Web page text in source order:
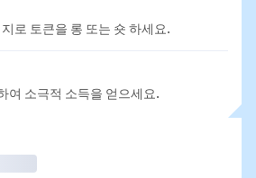
로 토큰을 롱 또는 숏 하세요.
여 소극적 소득을 얻으세요.